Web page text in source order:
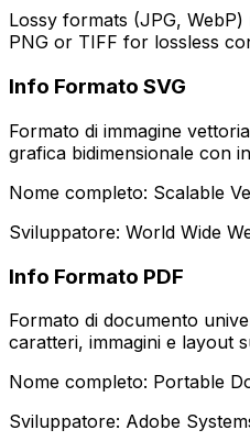
Lossy formats (JPG,
PNG or TIFF for lossless
Info Formato SVG
Formato di immagine
grafica bidimensionale con
Nome completo: Scalable
Sviluppatore: World Wide
Info Formato PDF
Formato di documento
caratteri, immagini e layout
Nome completo: Portable
Sviluppatore: Adobe